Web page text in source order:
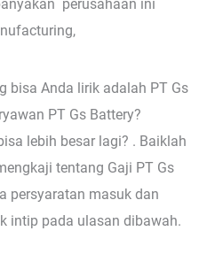
perusahaan ini
bisa Anda lirik adalah PT Gs
PT Gs Battery?
lebih besar lagi? . Baiklah
tentang Gaji PT Gs
persyaratan masuk dan
intip pada ulasan dibawah.